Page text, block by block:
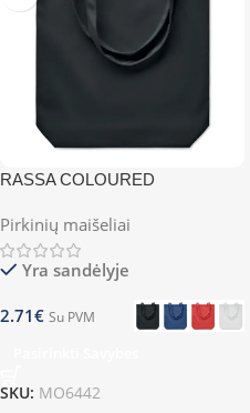
RASSA COLOURED
Pirkinių maišeliai
Yra sandėlyje
2.71€ Su PVM
SKU: MO6442